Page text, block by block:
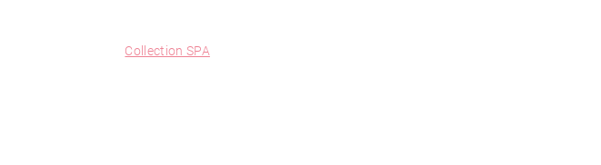
Collection SPA